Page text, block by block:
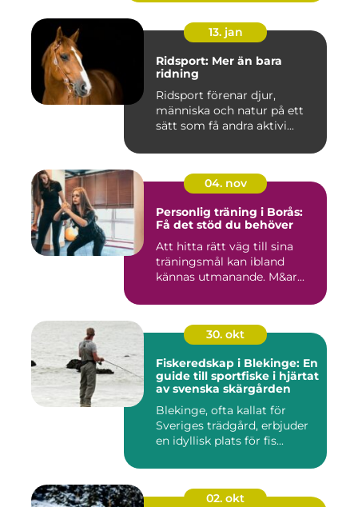
13. jan
Ridsport: Mer än bara
ridning
Ridsport förenar djur,
människa och natur på ett
sätt som få andra aktivi...
04. nov
Personlig träning i Borås:
Få det stöd du behöver
Att hitta rätt väg till sina
träningsmål kan ibland
kännas utmanande. M&ar...
30. okt
Fiskeredskap i Blekinge: En
guide till sportfiske i hjärtat
av svenska skärgården
Blekinge, ofta kallat för
Sveriges trädgård, erbjuder
en idyllisk plats för fis...
02. okt